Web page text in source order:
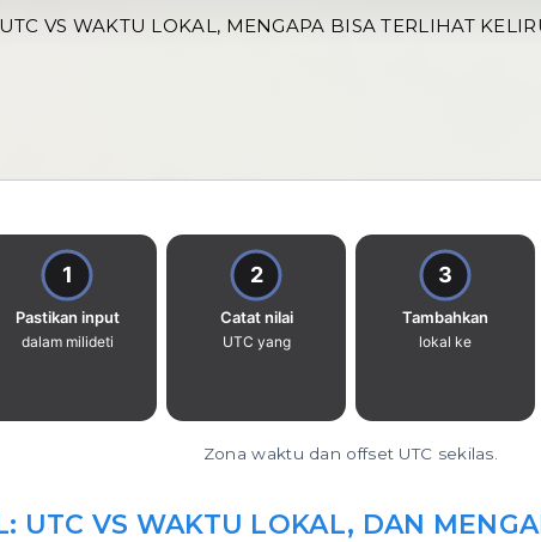
VS WAKTU LOKAL, MENGAPA BISA TERLIHAT
Zona waktu dan offset UTC sekilas.
UTC VS WAKTU LOKAL, DAN